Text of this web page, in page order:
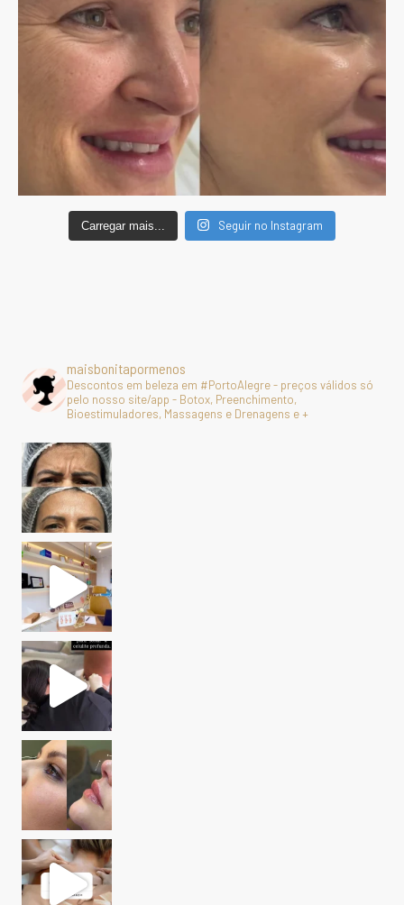
Carregar mais... Seguir no Instagram
maisbonitapormenos
Descontos em beleza em #PortoAlegre - preços válidos só
pelo nosso site/app - Botox, Preenchimento,
Bioestimuladores, Massagens e Drenagens e +